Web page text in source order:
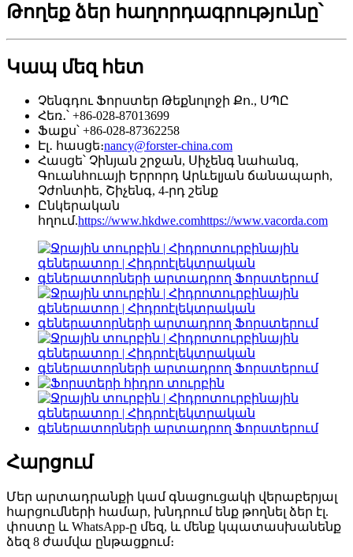
Թողեք ձեր հաղորդագրությունը՝
Կապ մեզ հետ
Չենգդու Ֆորստեր Թեքնոլոջի Քո., ՍՊԸ
Հեռ․՝ +86-028-87013699
Ֆաքս՝ +86-028-87362258
Էլ․ հասցե։nancy@forster-china.com
Հասցե՝ Չինյան շրջան, Սիչենգ նահանգ,
Գուանհուայի Երրորդ Արևելյան ճանապարհ,
Չժոնտիե, Շիչենգ, 4-րդ շենք
Ընկերական
հղում.https://www.hkdwe.comhttps://www.vacorda.com
Հարցում
Մեր արտադրանքի կամ գնացուցակի վերաբերյալ
հարցումների համար, խնդրում ենք թողնել ձեր էլ.
փոստը և WhatsApp-ը մեզ, և մենք կպատասխանենք
ձեզ 8 ժամվա ընթացքում։